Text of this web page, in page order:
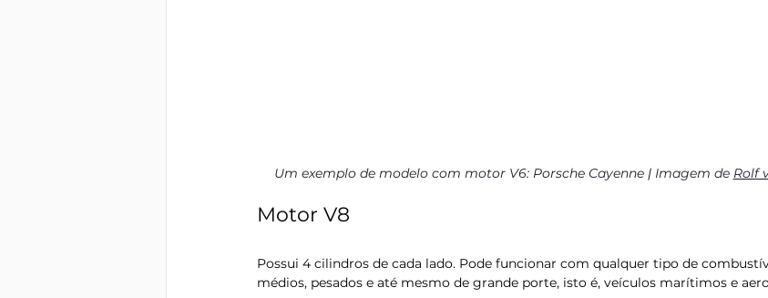
Um exemplo de modelo com motor V6: Porsche Cayenne | Imagem de Rolf
Motor V8
Possui 4 cilindros de cada lado. Pode funcionar com qualquer tipo de
médios, pesados e até mesmo de grande porte, isto é, veículos marítimos e